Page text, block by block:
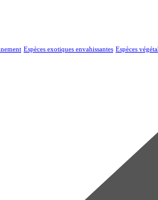
Espèces exotiques envahissantes Espèces